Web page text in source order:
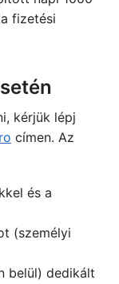
fizetési
kérjük lépj
címen. Az
és a
(személyi
belül) dedikált